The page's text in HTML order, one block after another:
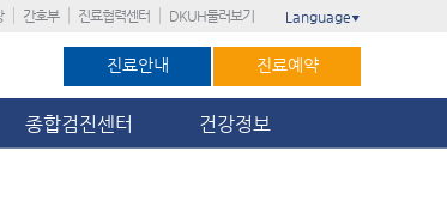
간호부 진료협력센터 DKUH둘러보기 Language ▼
진료안내 진료예약
종합검진센터 건강정보